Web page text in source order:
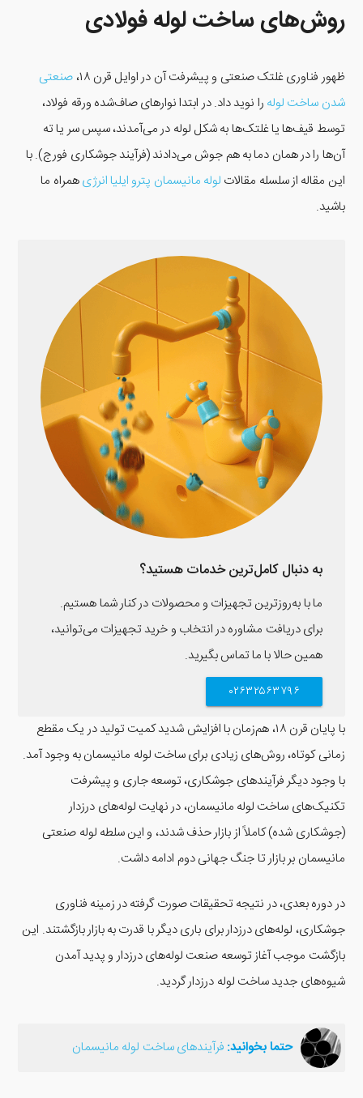
روش‌های ساخت لوله فولادی
ظهور فناوری غلتک صنعتی و پیشرفت آن در اوایل قرن ۱۸،
صنعتی
شدن ساخت لوله را نوید داد. در ابتدا نوارهای صاف‌شده ورقه فولاد،
توسط قیف‌ها یا غلتک‌ها به شکل لوله در می‌آمدند، سپس سر یا ته
آن‌ها را در همان دما به هم جوش می‌دادند (فرآیند جوشکاری فورج). با
این مقاله از سلسله مقالات لوله مانیسمان پترو ایلیا انرژیهمراه ما
باشید.
به دنبال کامل‌ترین خدمات هستید؟
ما با به‌روزترین تجهیزات و محصولات در کنار شما هستیم.
برای دریافت مشاوره در انتخاب و خرید تجهیزات می‌توانید،
همین حالا با ما تماس بگیرید.
۰۲۶۳۲۵۶۳۷۹۶
با پایان قرن ۱۸، هم‌زمان با افزایش شدید کمیت تولید در یک مقطع
زمانی کوتاه، روش‌های زیادی برای ساخت لوله مانیسمان به وجود آمد.
با وجود دیگر فرآیندهای جوشکاری، توسعه جاری و پیشرفت
تکنیک‌های ساخت لوله مانیسمان، در نهایت لوله‌های درزدار
(جوشکاری شده) کاملاً از بازار حذف شدند، و این سلطه لوله صنعتی
مانیسمان بر بازار تا جنگ جهانی دوم ادامه داشت.
در دوره بعدی، در نتیجه تحقیقات صورت گرفته در زمینه فناوری
جوشکاری، لوله‌های درزدار برای باری دیگر با قدرت به بازار بازگشتند. این
بازگشت موجب آغاز توسعه صنعت لوله‌های درزدار و پدید آمدن
شیوه‌های جدید ساخت لوله درزدار گردید.
حتما بخوانید: فرآیندهای ساخت لوله مانیسمان